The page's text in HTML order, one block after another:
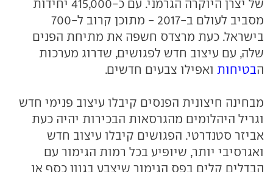
של יצרן היוקרה הגרמני. עם כ-415,000 יחידות
מסביב לעולם ב-2017 - מתוכן קרוב ל-700
בישראל. כעת מרצדס חשפה את מתיחת הפנים
שלה, עם עיצוב חדש לפגושים, שדרוג מערכות
הבטיחות ואפילו צבעים חדשים.
מבחינה חיצונית הפנסים קיבלו עיצוב פנימי חדש
וגריל היהלומים מהגרסאות הבכירות יהיה כעת
אביזר סטנדרטי. הפגושים קיבלו עיצוב חדש
ואגרסיבי יותר, שיופיע בכל רמות הגימור עם
הבדלים קלים בפס הגימור שיצבע בגוון כסף או